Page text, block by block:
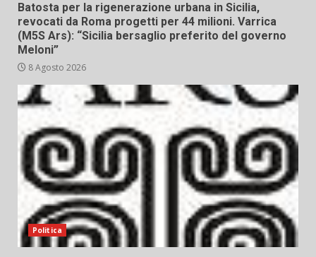
Batosta per la rigenerazione urbana in Sicilia,
revocati da Roma progetti per 44 milioni. Varrica
(M5S Ars): “Sicilia bersaglio preferito del governo
Meloni”
8 Agosto 2026
Politica